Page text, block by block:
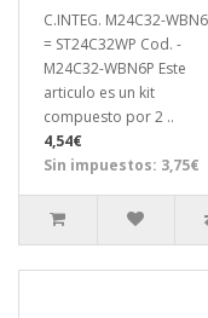
C.INTEG. M24C32-
= ST24C32WP Cod. -
M24C32-WBN6P Este
articulo es un kit
compuesto por 2 ..
4,54€
Sin impuestos: 3,75€